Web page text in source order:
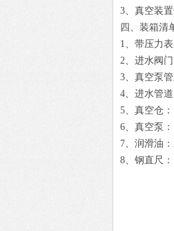
3、真空装
四、 装箱清
1、带压力
2、进水阀
3、真空泵
4、进水管
5、真空仓
6、真空泵
7、润滑油
8、钢直尺